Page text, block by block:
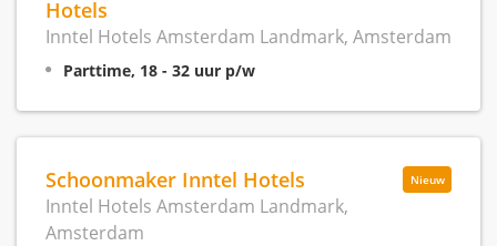
Hotels
Inntel Hotels Amsterdam Landmark, Amsterdam
Parttime, 18 - 32 uur p/w
Nieuw
Schoonmaker Inntel Hotels
Inntel Hotels Amsterdam Landmark,
Amsterdam